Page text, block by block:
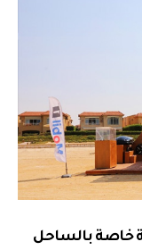
خاصة بالساحل